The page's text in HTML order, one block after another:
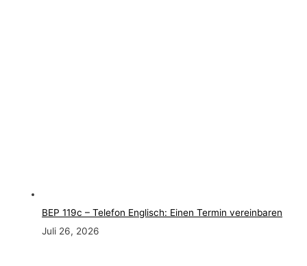
BEP 119c – Telefon Englisch: Einen Termin vereinbaren
Juli 26, 2026